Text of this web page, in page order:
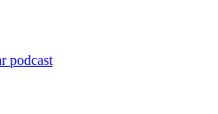
podcast